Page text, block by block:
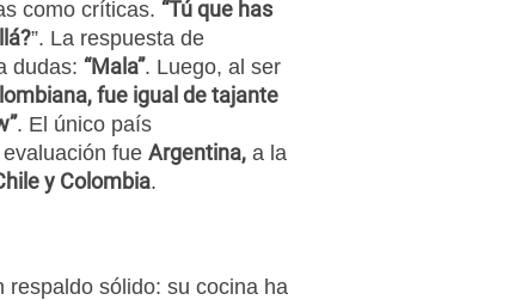
como críticas. “Tú que has
”. La respuesta de
dudas: “Mala”. Luego, al ser
fue igual de tajante
. El único país
fue Argentina, a la
y Colombia.
respaldo sólido: su cocina ha